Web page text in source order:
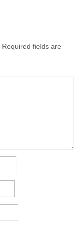
Required fields are